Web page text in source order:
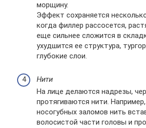
морщину.
Эффект сохраняется
когда филлер рассосется,
еще сильнее сложится в
ухудшится ее структура,
глубокие слои.
Нити
На лице делаются надрезы,
протягиваются нити.
носогубных заломов нить
волосистой части головы и